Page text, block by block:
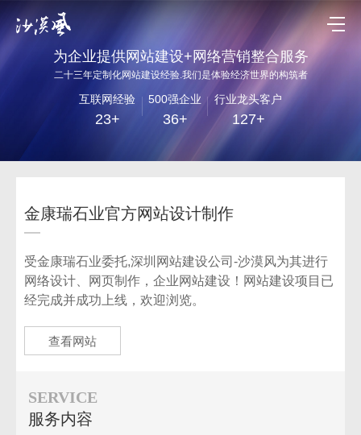
为企业提供网站建设+网络营销整合服务
二十三年定制化网站建设经验.我们是体验经济世界的构筑者
互联网经验
23+
500强企业
36+
行业龙头客户
127+
金康瑞石业官方网站设计制作
受金康瑞石业委托,深圳网站建设公司-沙漠风为其进行
网络设计、网页制作，企业网站建设！网站建设项目已
经完成并成功上线，欢迎浏览。
查看网站
SERVICE
服务内容